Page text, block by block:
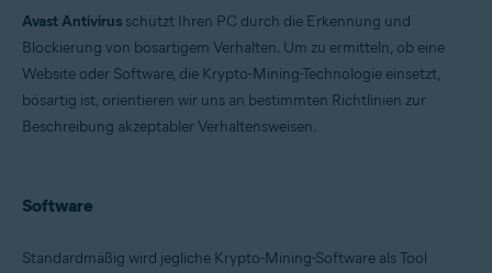
Betriebssysteme:
Avast Antivirus schützt Ihren PC durch die Erkennung und
Blockierung von bösartigem Verhalten. Um zu ermitteln, ob eine
Website oder Software, die Krypto-Mining-Technologie einsetzt,
bösartig ist, orientieren wir uns an bestimmten Richtlinien zur
Beschreibung akzeptabler Verhaltensweisen.
Software
Standardmäßig wird jegliche Krypto-Mining-Software als Tool